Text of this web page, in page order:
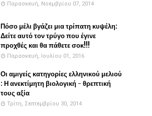
Παρασκευή, Νοεμβρίου 07, 2014
Πόσο μέλι βγάζει μια τρίπατη κυψέλη:
Δείτε αυτό τον τρύγο που έγινε
προχθές και θα πάθετε σοκ!!!
Παρασκευή, Ιουλίου 01, 2016
Οι αμιγείς κατηγορίες ελληνικού μελιού
: Η ανεκτίμητη βιολογική - θρεπτική
τους αξία
Τρίτη, Σεπτεμβρίου 30, 2014